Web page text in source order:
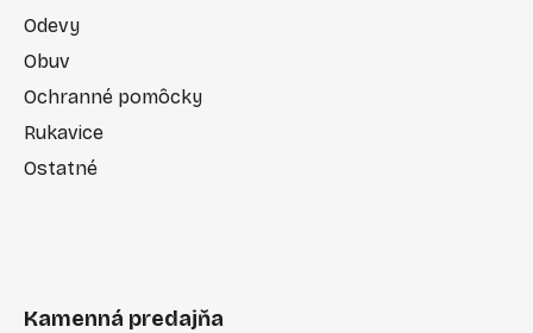
Odevy
Obuv
Ochranné pomôcky
Rukavice
Ostatné
Kamenná predajňa